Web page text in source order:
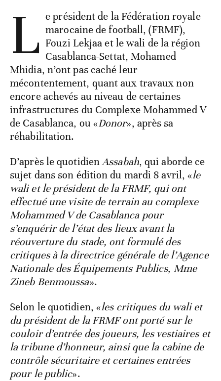
L e président de la Fédération royale
marocaine de football, (FRMF),
Fouzi Lekjaa et le wali de la région
Casablanca-Settat, Mohamed
Mhidia, n’ont pas caché leur
mécontentement, quant aux travaux non
encore achevés au niveau de certaines
infrastructures du Complexe Mohammed V
de Casablanca, ou «Donor», après sa
réhabilitation.
D’après le quotidienAssabah, qui aborde ce
sujet dans son édition du mardi 8 avril, «le
wali et le président de la FRMF, qui ont
effectué une visite de terrain au complexe
Mohammed V de Casablanca pour
s’enquérir de l’état des lieux avant la
réouverture du stade, ont formulé des
critiques à la directrice générale de l’Agence
Nationale des Équipements Publics, Mme
Zineb Benmoussa».
Selon le quotidien, «les critiques du wali et
du président de la FRMF ont porté sur le
couloir d’entrée des joueurs, les vestiaires et
la tribune d’honneur, ainsi que la cabine de
contrôle sécuritaire et certaines entrées
pour le public».